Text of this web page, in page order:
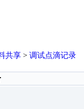
共享 > 调试点滴记录